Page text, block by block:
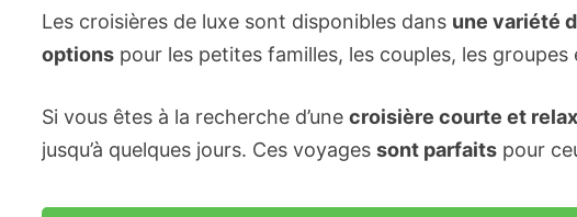
Les croisières de luxe sont disponibles dans une variété
options pour les petites familles, les couples, les groupes
Si vous êtes à la recherche d’unecroisière courte et
jusqu’à quelques jours. Ces voyagessont parfaits pour